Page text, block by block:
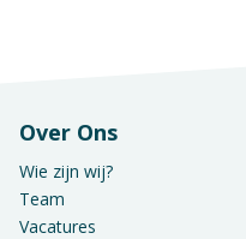
Over Ons
Wie zijn wij?
Team
Vacatures